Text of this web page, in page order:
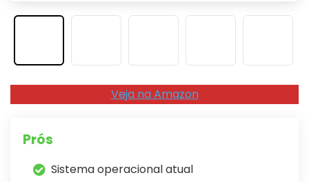
Veja na Amazon
Prós
Sistema operacional atual